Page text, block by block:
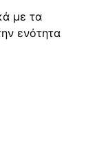
με τα
ενότητα